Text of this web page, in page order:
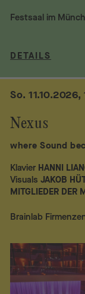
Festsaal im
DETAILS
Nexus
where Sound
So. 11.10.2026,
Klavier HANNI
Visuals JAKOB
MITGLIEDER DER
Brainlab